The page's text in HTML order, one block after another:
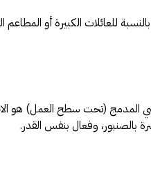
(تحت سطح العمل) هو
بالصنبور، وفعال بنفس القدر.